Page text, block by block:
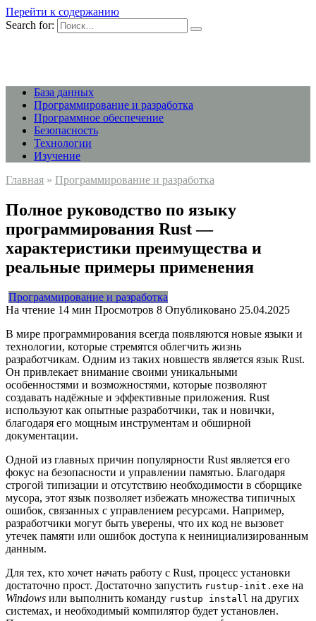
Перейти к содержанию
Search for:
База данных
Программирование и разработка
Программное обеспечение
Безопасность
Технологии
Изучение
Главная » Программирование и разработка
Полное руководство по языку
программирования Rust —
характеристики преимущества и
реальные примеры применения
Программирование и разработка
На чтение 14 мин Просмотров 8 Опубликовано 25.04.2025
В мире программирования всегда появляются новые языки и
технологии, которые стремятся облегчить жизнь
разработчикам. Одним из таких новшеств является язык Rust.
Он привлекает внимание своими уникальными
особенностями и возможностями, которые позволяют
создавать надёжные и эффективные приложения. Rust
используют как опытные разработчики, так и новички,
благодаря его мощным инструментам и обширной
документации.
Одной из главных причин популярности Rust является его
фокус на безопасности и управлении памятью. Благодаря
строгой типизации и отсутствию необходимости в сборщике
мусора, этот язык позволяет избежать множества типичных
ошибок, связанных с управлением ресурсами. Например,
разработчики могут быть уверены, что их код не вызовет
утечек памяти или ошибок доступа к неинициализированным
данным.
Для тех, кто хочет начать работу с Rust, процесс установки
достаточно прост. Достаточно запустить rustup-init.exe на
Windows или выполнить команду rustup install на других
системах, и необходимый компилятор будет установлен.